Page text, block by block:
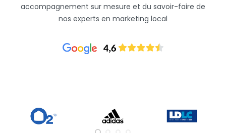
accompagnement sur mesure et du savoir-faire de
nos experts en marketing local